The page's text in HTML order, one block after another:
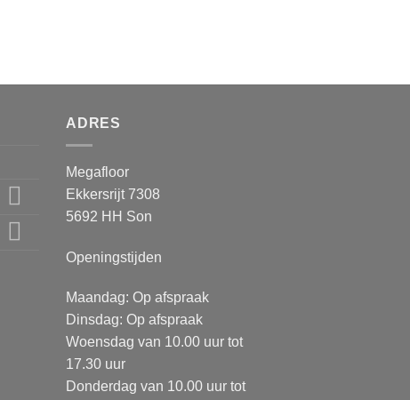
ADRES
Megafloor
Ekkersrijt 7308
5692 HH Son
Openingstijden
Maandag: Op afspraak
Dinsdag: Op afspraak
Woensdag van 10.00 uur tot
17.30 uur
Donderdag van 10.00 uur tot